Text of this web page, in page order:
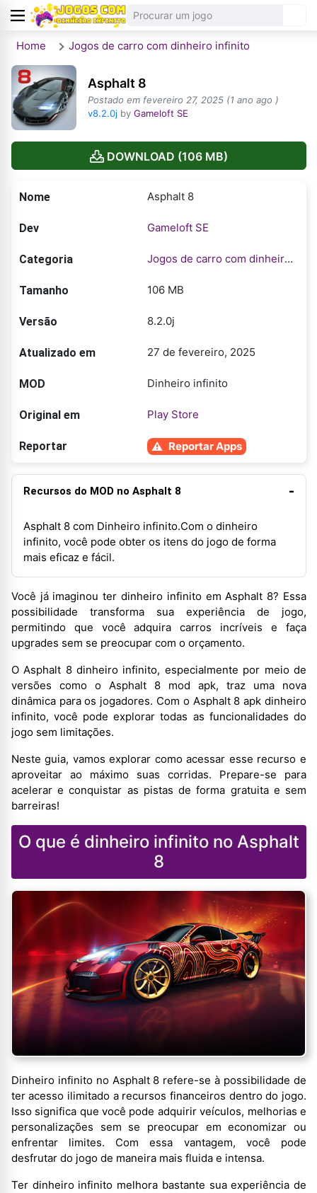
Home Jogos de carro com dinheiro infinito​
Asphalt 8
Postado em fevereiro 27, 2025 (1 ano ago )
v8.2.0j byGameloft SE
DOWNLOAD (106 MB)
Nome Asphalt 8
Dev Gameloft SE
Categoria Jogos de carro com dinheiro infinito​
Tamanho 106 MB
Versão 8.2.0j
Atualizado em 27 de fevereiro, 2025
MOD Dinheiro infinito
Original em Play Store
Reportar Reportar Apps
Recursos do MOD no Asphalt 8
Asphalt 8 com Dinheiro infinito.Com o dinheiro
infinito, você pode obter os itens do jogo de forma
mais eficaz e fácil.
Você já imaginou ter dinheiro infinito em Asphalt 8? Essa
possibilidade transforma sua experiência de jogo,
permitindo que você adquira carros incríveis e faça
upgrades sem se preocupar com o orçamento.
O Asphalt 8 dinheiro infinito, especialmente por meio de
versões como o Asphalt 8 mod apk, traz uma nova
dinâmica para os jogadores. Com o Asphalt 8 apk dinheiro
infinito, você pode explorar todas as funcionalidades do
jogo sem limitações.
Neste guia, vamos explorar como acessar esse recurso e
aproveitar ao máximo suas corridas. Prepare-se para
acelerar e conquistar as pistas de forma gratuita e sem
barreiras!
O que é dinheiro infinito no Asphalt
8
Dinheiro infinito no Asphalt 8 refere-se à possibilidade de
ter acesso ilimitado a recursos financeiros dentro do jogo.
Isso significa que você pode adquirir veículos, melhorias e
personalizações sem se preocupar em economizar ou
enfrentar limites. Com essa vantagem, você pode
desfrutar do jogo de maneira mais fluida e intensa.
Ter dinheiro infinito melhora bastante sua experiência de